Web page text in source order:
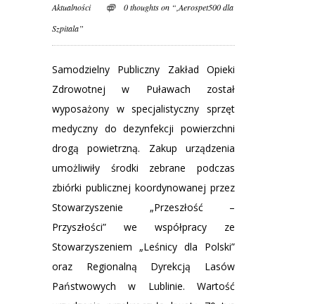
Aktualności
0 thoughts on “,Aerospet500 dla
Szpitala”
Samodzielny Publiczny Zakład Opieki
Zdrowotnej w Puławach został
wyposażony w specjalistyczny sprzęt
medyczny do dezynfekcji powierzchni
drogą powietrzną. Zakup urządzenia
umożliwiły środki zebrane podczas
zbiórki publicznej koordynowanej przez
Stowarzyszenie „Przeszłość –
Przyszłości” we współpracy ze
Stowarzyszeniem „Leśnicy dla Polski”
oraz Regionalną Dyrekcją Lasów
Państwowych w Lublinie. Wartość